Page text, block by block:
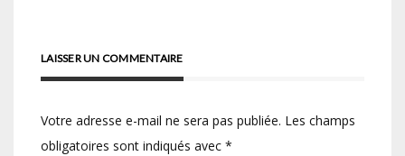
LAISSER UN COMMENTAIRE
Votre adresse e-mail ne sera pas publiée. Les champs
obligatoires sont indiqués avec *